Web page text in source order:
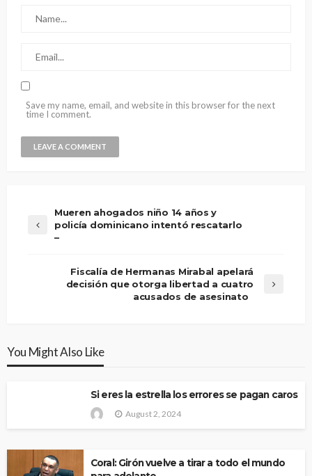
Save my name, email, and website in this browser for the next
time I comment.
Mueren ahogados niño 14 años y
policía dominicano intentó rescatarlo
–
Fiscalía de Hermanas Mirabal apelará
decisión que otorga libertad a cuatro
acusados de asesinato
You Might Also Like
Si eres la estrella los errores se pagan caros
August 2, 2024
Coral: Girón vuelve a tirar a todo el mundo